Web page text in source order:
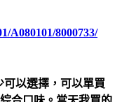
A080101/8000733/
可以選擇，可以單買